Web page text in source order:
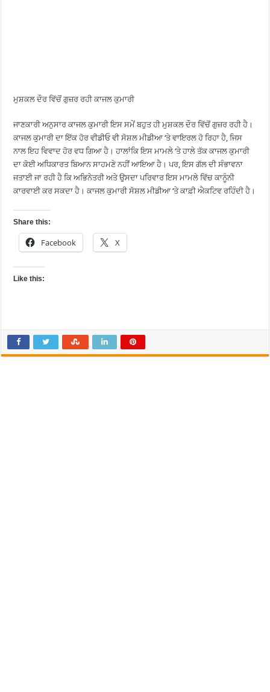
ਮੁਸ਼ਕਲ ਦੌਰ ਵਿੱਚੋਂ ਗੁਜ਼ਰ ਰਹੀ ਕਾਜਲ ਕੁਮਾਰੀ
ਜਾਣਕਾਰੀ ਅਨੁਸਾਰ ਕਾਜਲ ਕੁਮਾਰੀ ਇਸ ਸਮੇਂ ਬਹੁਤ ਹੀ ਮੁਸ਼ਕਲ ਦੌਰ ਵਿੱਚੋਂ ਗੁਜ਼ਰ ਰਹੀ ਹੈ।
ਕਾਜਲ ਕੁਮਾਰੀ ਦਾ ਇੱਕ ਹੋਰ ਵੀਡੀਓ ਵੀ ਸੋਸ਼ਲ ਮੀਡੀਆ ‘ਤੇ ਵਾਇਰਲ ਹੋ ਰਿਹਾ ਹੈ, ਜਿਸ
ਨਾਲ ਇਹ ਵਿਵਾਦ ਹੋਰ ਵਧ ਗਿਆ ਹੈ। ਹਾਲਾਂਕਿ ਇਸ ਮਾਮਲੇ ‘ਤੇ ਹਾਲੇ ਤੱਕ ਕਾਜਲ ਕੁਮਾਰੀ
ਦਾ ਕੋਈ ਅਧਿਕਾਰਤ ਬਿਆਨ ਸਾਹਮਣੇ ਨਹੀਂ ਆਇਆ ਹੈ। ਪਰ, ਇਸ ਗੱਲ ਦੀ ਸੰਭਾਵਨਾ
ਜਤਾਈ ਜਾ ਰਹੀ ਹੈ ਕਿ ਅਭਿਨੇਤਰੀ ਅਤੇ ਉਸਦਾ ਪਰਿਵਾਰ ਇਸ ਮਾਮਲੇ ਵਿੱਚ ਕਾਨੂੰਨੀ
ਕਾਰਵਾਈ ਕਰ ਸਕਦਾ ਹੈ। ਕਾਜਲ ਕੁਮਾਰੀ ਸੋਸ਼ਲ ਮੀਡੀਆ ‘ਤੇ ਕਾਫ਼ੀ ਐਕਟਿਵ ਰਹਿੰਦੀ ਹੈ।
Share this:
Facebook X
Like this: